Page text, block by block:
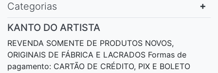
Categorias
KANTO DO ARTISTA
REVENDA SOMENTE DE PRODUTOS NOVOS,
ORIGINAIS DE FÁBRICA E LACRADOS Formas de
pagamento: CARTÃO DE CRÉDITO, PIX E BOLETO